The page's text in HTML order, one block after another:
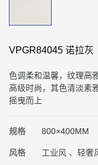
VPGR84045 诺拉灰
色调柔和温馨，纹理高
高级时尚，其色清淡素
摇曳而上
规格 800×400MM
风格 工业风 、轻奢